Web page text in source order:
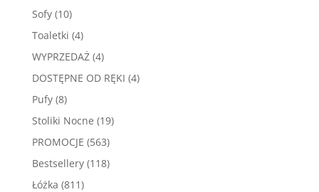
Sofy 1010
produktów
Toaletki 44
produkty
WYPRZEDAŻ 44
produkty
DOSTĘPNE OD RĘKI 44
Pufy 88
produktów
Stoliki Nocne 1919
PROMOCJE 563563
produkty
Bestsellery 118118
Łóżka 811811